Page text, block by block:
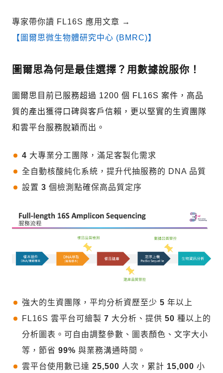
專家帶你讀 FL16S 應用文章 →
【圖爾思微生物體研究中心 (BMRC)】
圖爾思為何是最佳選擇？用數據說服你！
圖爾思目前已服務超過 1200 個 FL16S 案件，高品
質的產出獲得口碑與客戶信賴，更以堅實的生資團隊
和雲平台服務脫穎而出。
4 大專業分工團隊，滿足客製化需求
全自動核酸純化系統，提升代抽服務的 DNA 品質
設置 3 個檢測點確保高品質定序
強大的生資團隊，平均分析資歷至少 5 年以上
FL16S 雲平台可繪製 7 大分析、提供 50 種以上的
分析圖表。可自由調整參數、圖表顏色、文字大小
等，節省 99% 與業務溝通時間。
雲平台使用數已達 25,500 人次，累計 15,000 小